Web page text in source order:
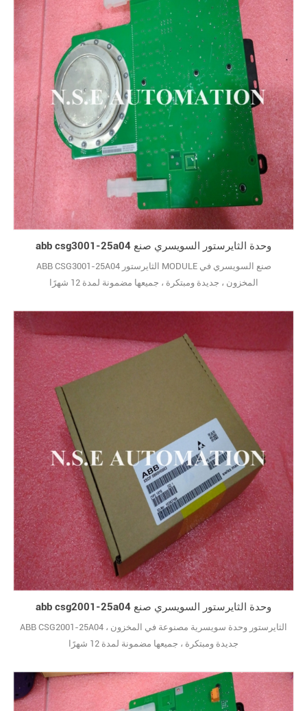
abb csg3001-25a04 وحدة الثايرستور السويسري صنع
ABB CSG3001-25A04 الثايرستور MODULE صنع السويسري في
المخزون ، جديدة ومبتكرة ، جميعها مضمونة لمدة 12 شهرًا
abb csg2001-25a04 وحدة الثايرستور السويسري صنع
ABB CSG2001-25A04 الثايرستور وحدة سويسرية مصنوعة في المخزون ،
جديدة ومبتكرة ، جميعها مضمونة لمدة 12 شهرًا